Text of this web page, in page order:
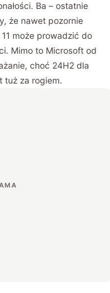
Ba – ostatnie
że nawet pozornie
może prowadzić do
Mimo to Microsoft od
choć 24H2 dla
tuż za rogiem.